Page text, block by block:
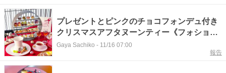
プレゼントとピンクのチョコフォンデュ付き
クリスマスアフタヌーンティー《フォション
ホテル京都》
Gaya Sachiko - 11/16 07:00
報告